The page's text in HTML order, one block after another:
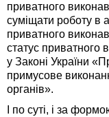
приватного
суміщати роботу в
приватного
статус приватного
у Законі України
примусове
органів».
І по суті, і за